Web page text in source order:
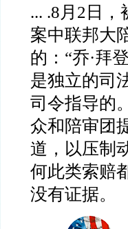
... .8月 2 日，
案中联邦大
的： “乔·拜
是独立的司
司令指导的。
众和陪审团
道，以压制
何此类索赔
没有证据。